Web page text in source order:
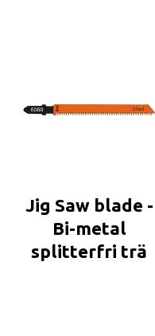
Jig Saw blade -
Bi-metal
splitterfri trä